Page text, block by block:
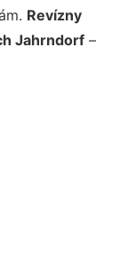
Revízny
Jahrndorf –